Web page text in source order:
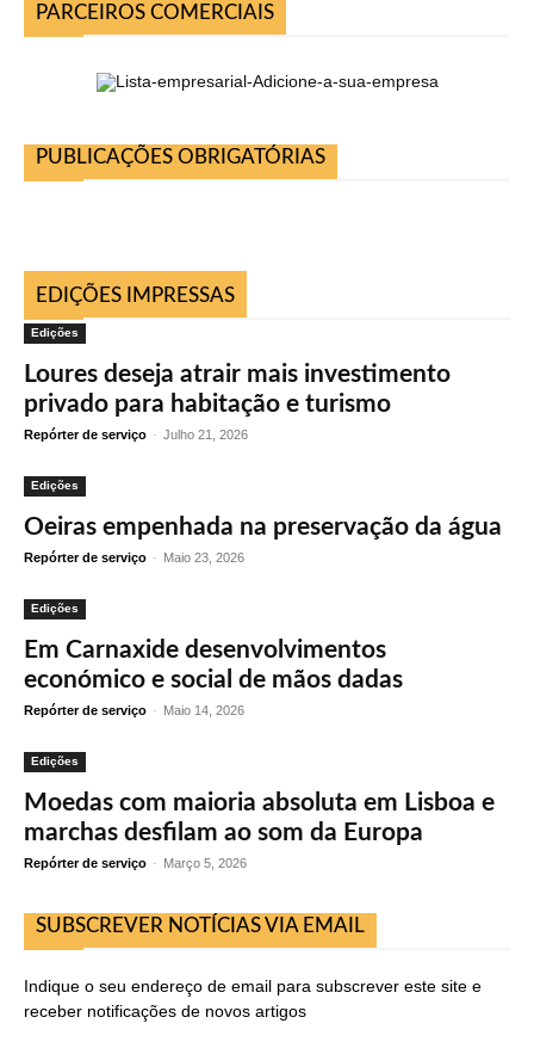
PARCEIROS COMERCIAIS
PUBLICAÇÕES OBRIGATÓRIAS
EDIÇÕES IMPRESSAS
Edições
Loures deseja atrair mais investimento
privado para habitação e turismo
Repórter de serviço - Julho 21, 2026
Edições
Oeiras empenhada na preservação da água
Repórter de serviço - Maio 23, 2026
Edições
Em Carnaxide desenvolvimentos
económico e social de mãos dadas
Repórter de serviço - Maio 14, 2026
Edições
Moedas com maioria absoluta em Lisboa e
marchas desfilam ao som da Europa
Repórter de serviço - Março 5, 2026
SUBSCREVER NOTÍCIAS VIA EMAIL
Indique o seu endereço de email para subscrever este site e
receber notificações de novos artigos